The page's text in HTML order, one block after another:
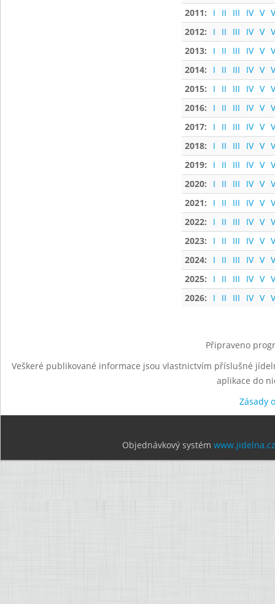
2011:
I II III IV V
2012:
I II III IV V
2013:
I II III IV V
2014:
I II III IV V
2015:
I II III IV V
2016:
I II III IV V
2017:
I II III IV V
2018:
I II III IV V
2019:
I II III IV V
2020:
I II III IV V
2021:
I II III IV V
2022:
I II III IV V
2023:
I II III IV V
2024:
I II III IV V
2025:
I II III IV V
2026:
I II III IV V
Připraveno
Veškeré publikované informace jsou vlastnictvím příslušné
aplikace do
Zásady
Objednávkový systém www.jidelna.cz